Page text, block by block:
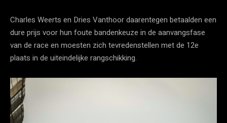
Charles Weerts en Dries Vanthoor daarentegen betaalden een
dure prijs voor hun foute bandenkeuze in de aanvangsfase
van de race en moesten zich tevredenstellen met de 12e
plaats in de uiteindelijke rangschikking.